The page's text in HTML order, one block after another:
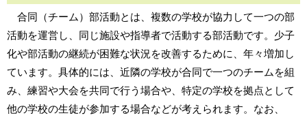
合同（チーム）部活動とは、複数の学校が協力して一つの部
活動を運営し、同じ施設や指導者で活動する部活動です。少子
化や部活動の継続が困難な状況を改善するために、年々増加し
ています。具体的には、近隣の学校が合同で一つのチームを組
み、練習や大会を共同で行う場合や、特定の学校を拠点として
他の学校の生徒が参加する場合などが考えられます。なお、